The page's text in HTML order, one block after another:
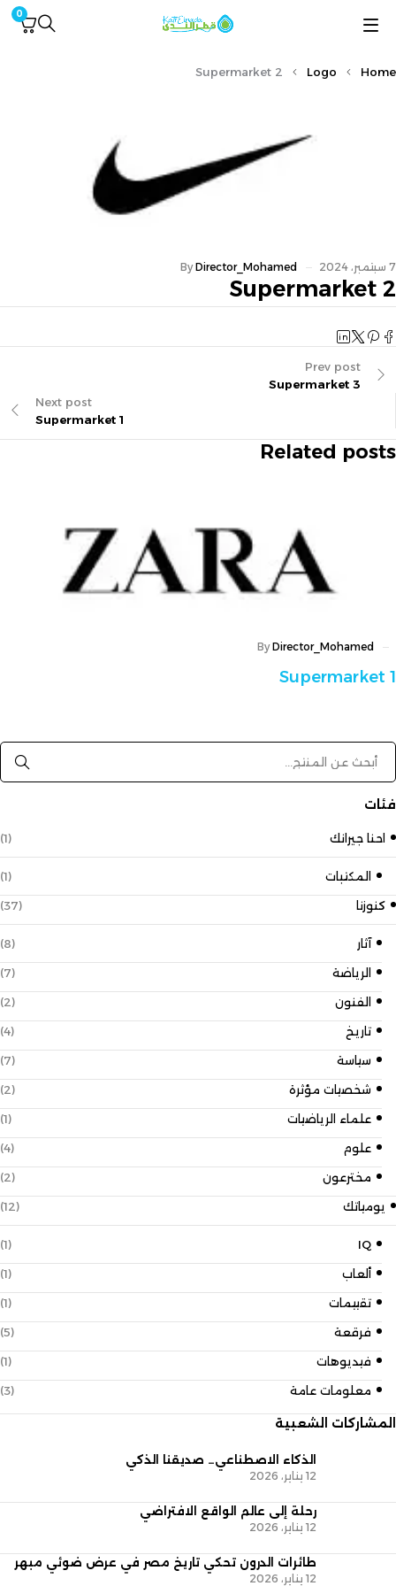
0
Home
Logo
Supermarket 2
7 سبتمبر، 2024 By Director_Mohamed
Supermarket 2
Prev post
Supermarket 3
Next post
Supermarket 1
Related posts
By Director_Mohamed
Supermarket 1
فئات
احنا جيرانك (1)
المكتبات (1)
كنوزنا (37)
آثار (8)
الرياضة (7)
الفنون (2)
تاريخ (4)
سياسة (7)
شخصيات مؤثرة (2)
علماء الرياضيات (1)
علوم (4)
مخترعون (2)
يومياتك (12)
IQ
(1)
ألعاب (1)
تقييمات (1)
فرقعة (5)
فيديوهات (1)
معلومات عامة (3)
المشاركات الشعبية
الذكاء الاصطناعي… صديقنا الذكي
12 يناير، 2026
رحلة إلى عالم الواقع الافتراضي
12 يناير، 2026
طائرات الدرون تحكي تاريخ مصر في عرض ضوئي مبهر
12 يناير، 2026